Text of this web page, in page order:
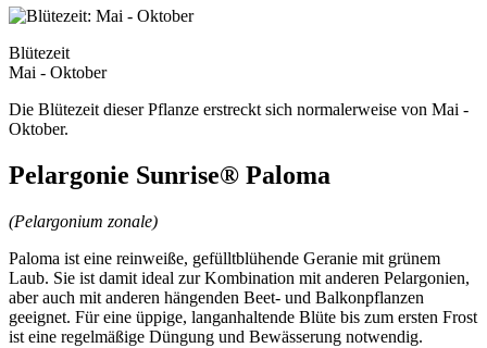
Blütezeit
Mai - Oktober
Die Blütezeit dieser Pflanze erstreckt sich normalerweise von Mai -
Oktober.
Pelargonie Sunrise® Paloma
(Pelargonium zonale)
Paloma ist eine reinweiße, gefülltblühende Geranie mit grünem
Laub. Sie ist damit ideal zur Kombination mit anderen Pelargonien,
aber auch mit anderen hängenden Beet- und Balkonpflanzen
geeignet. Für eine üppige, langanhaltende Blüte bis zum ersten Frost
ist eine regelmäßige Düngung und Bewässerung notwendig.